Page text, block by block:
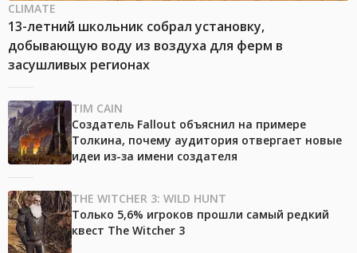
CLIMATE
13-летний школьник собрал установку,
добывающую воду из воздуха для ферм в
засушливых регионах
TIM CAIN
Создатель Fallout объяснил на примере
Толкина, почему аудитория отвергает новые
идеи из-за имени создателя
THE WITCHER 3: WILD HUNT
Только 5,6% игроков прошли самый редкий
квест The Witcher 3